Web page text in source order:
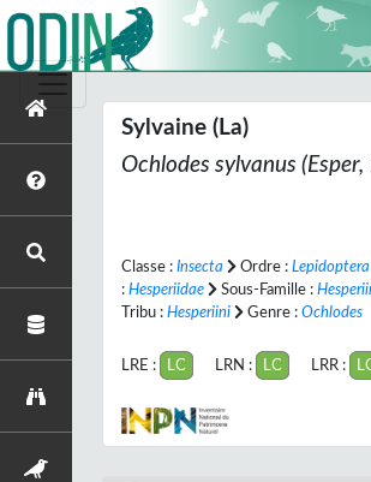
Sylvaine (La)
Ochlodes sylvanus
Classe : Insecta Ordre : Lepidoptera
: Hesperiidae Sous-Famille :
Tribu : Hesperiini Genre : Ochlodes
LRE : LC LRN : LC LRR :